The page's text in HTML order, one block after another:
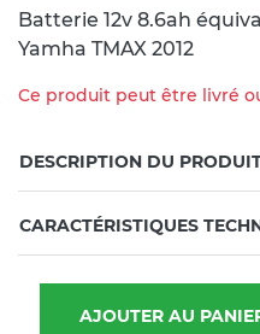
Batterie 12v 8.6ah
Yamha TMAX 2012
Ce produit peut être livré
DESCRIPTION DU
CARACTÉRISTIQUES
AJOUTER AU